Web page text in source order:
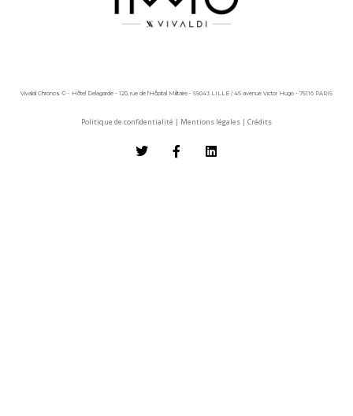
Vivaldi Chronos © - Hôtel Delagarde - 120, rue de l'Hôpital Militaire - 59043 LILLE / 45 avenue Victor Hugo - 75116 PARIS
Politique de confidentialité | Mentions légales | Crédits